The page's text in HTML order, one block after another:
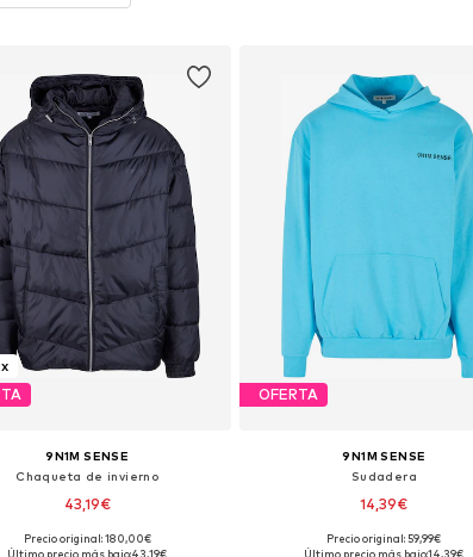
9N1M SENSE
Chaqueta de invierno
43,19€
Tallas disponibles: XS, S, XXL
Precio original: 180,00€
Último precio más bajo:43,19€
OFERTA
9N1M SENSE
Sudadera
14,39€
Tallas disponibles: XL
Precio original: 59,99€
Último precio más bajo:14,39€